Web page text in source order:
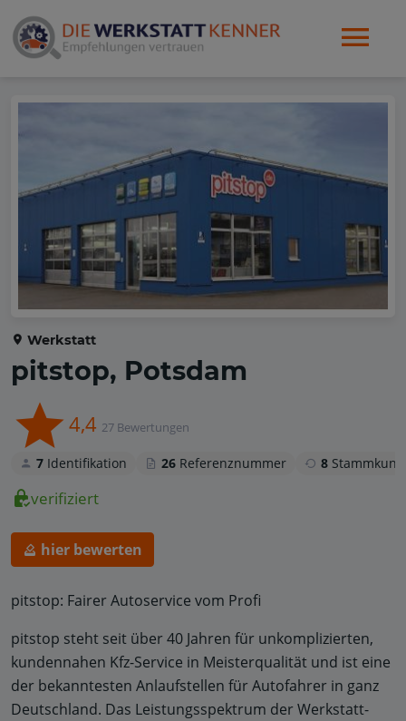
Werkstatt
pitstop, Potsdam
4,4 27 Bewertungen
7 Identifikation 26 Referenznummer 8
verifiziert
hier bewerten
pitstop: Fairer Autoservice vom Profi
pitstop steht seit über 40 Jahren für unkomplizierten,
kundennahen Kfz-Service in Meisterqualität und ist eine
der bekanntesten Anlaufstellen für Autofahrer in ganz
Deutschland. Das Leistungsspektrum der Werkstatt-